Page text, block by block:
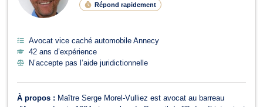
Répond rapidement
Avocat vice caché automobile Annecy
42 ans d’expérience
N’accepte pas l’aide juridictionnelle
À propos : Maître Serge Morel-Vulliez est avocat au barreau